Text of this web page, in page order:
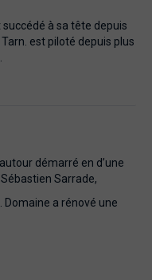
à sa tête depuis
est piloté depuis plus
démarré en d’une
Sarrade,
a rénové une